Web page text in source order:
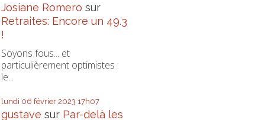
Josiane Romero sur
Retraites: Encore un 49.3
!
Soyons fous... et
particulièrement optimistes :
le...
lundi 06 février 2023 17h07
gustave sur Par-delà les